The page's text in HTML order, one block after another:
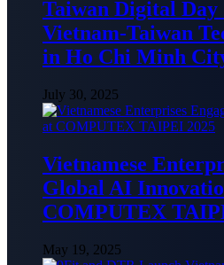
Taiwan Digital
Vietnam-Taiwan
in Ho Chi Minh
July 30, 2025
Vietnamese
Global AI
COMPUTEX
May 19, 2025